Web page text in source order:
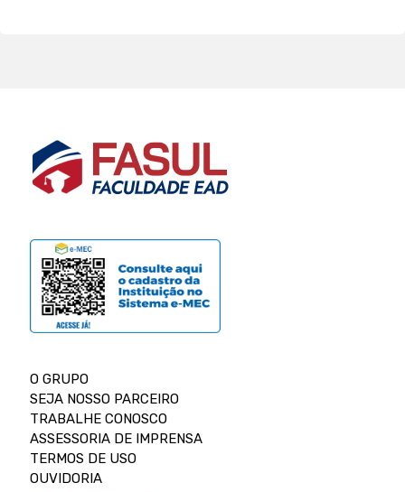
O GRUPO
SEJA NOSSO PARCEIRO
TRABALHE CONOSCO
ASSESSORIA DE IMPRENSA
TERMOS DE USO
OUVIDORIA